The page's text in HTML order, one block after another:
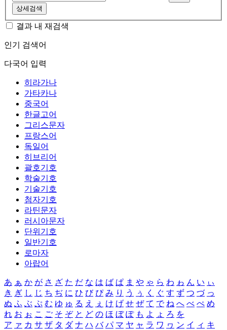
상세검색
결과 내 재검색
인기 검색어
다국어 입력
히라가나
가타카나
중국어
한글고어
그리스문자
프랑스어
독일어
히브리어
괄호기호
학술기호
기술기호
첨자기호
라틴문자
러시아문자
단위기호
일반기호
로마자
아랍어
あ ぁ か が さ ざ た だ な は ば ぱ ま や ゃ ら わ ゎ ん い ぃ
き ぎ し じ ち ぢ に ひ び ぴ み り う ぅ く ぐ す ず つ づ っ
ぬ ふ ぶ ぷ む ゆ ゅ る え ぇ け げ せ ぜ て で ね へ べ ぺ め
れ お ぉ こ ご そ ぞ と ど の ほ ぼ ぽ も よ ょ ろ を
ア ァ カ サ ザ タ ダ ナ ハ バ パ マ ヤ ャ ラ ワ ヮ ン イ ィ キ